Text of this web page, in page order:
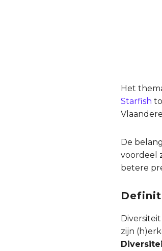
Het
Starfish
De
voordeel
betere
zijn